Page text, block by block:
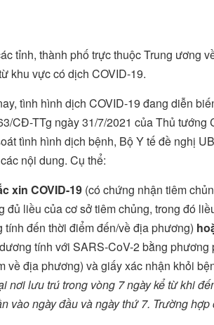
tỉnh, thành phố trực thuộc Trung ương
khu vực có dịch COVID-19.
tình hình dịch COVID-19 đang diễn
CĐ-TTg ngày 31/7/2021 của Thủ tướng
tình hình dịch bệnh, Bộ Y tế đề nghị
nội dung. Cụ thể:
xin COVID-19 (có chứng nhận tiêm
đủ liều của cơ sở tiêm chủng, trong đó
đến thời điểm đến/về địa phương)
tính với SARS-CoV-2 bằng phương
về địa phương) và giấy xác nhận khỏi
nơi lưu trú trong vòng 7 ngày kể từ khi
vào ngày đầu và ngày thứ 7. Trường